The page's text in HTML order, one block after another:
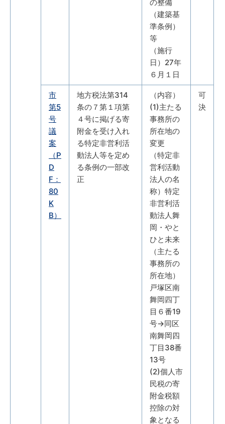
の整備
（建築基
準条例）
等
（施行
日）27年
６月１日
市
第5
号
議
案
（P
D
F：
80
K
B）
地方税法第314
条の７第１項第
４号に掲げる寄
附金を受け入れ
る特定非営利活
動法人等を定め
る条例の一部改
正
（内容）
(1)主たる
事務所の
所在地の
変更
（特定非
営利活動
法人の名
称）特定
非営利活
動法人舞
岡・やと
ひと未来
（主たる
事務所の
所在地）
戸塚区南
舞岡四丁
目６番19
号→同区
南舞岡四
丁目38番
13号
(2)個人市
民税の寄
附金税額
控除の対
象となる
可
決